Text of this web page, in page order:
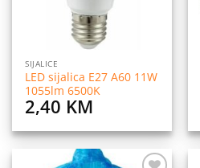
SIJALICE
LED sijalica E27 A60 11W
1055lm 6500K
2,40 KM